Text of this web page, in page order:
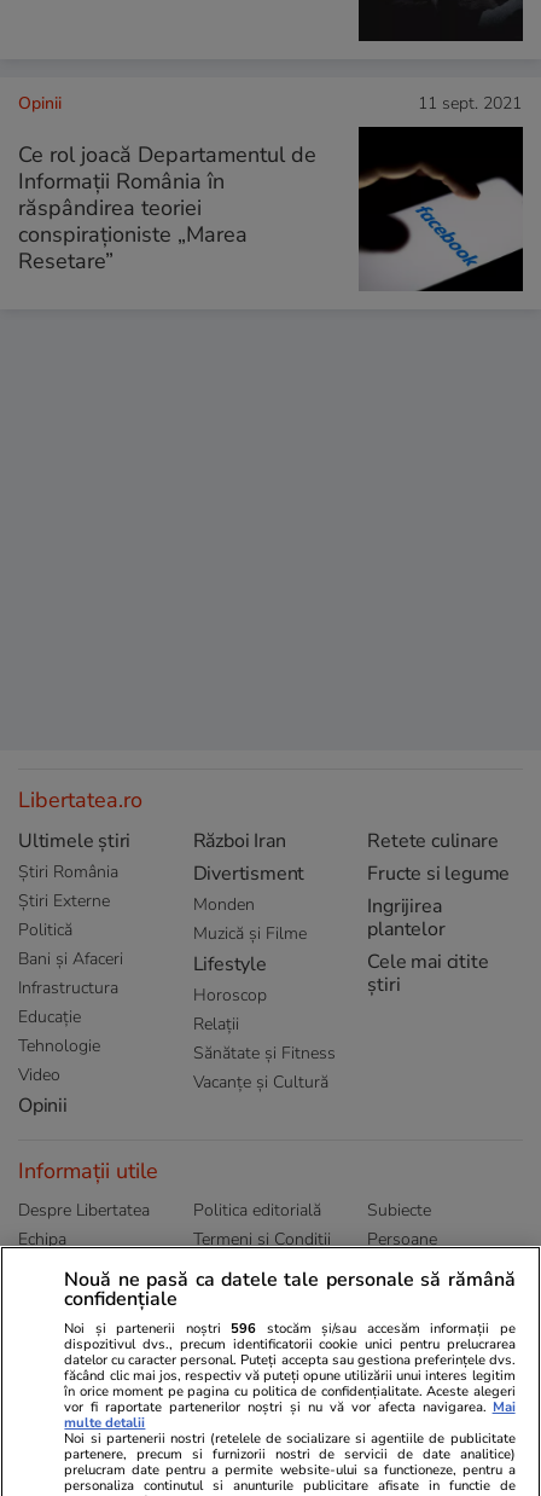
Opinii 11 sept. 2021
Ce rol joacă Departamentul de
Informații România în
răspândirea teoriei
conspiraționiste „Marea
Resetare”
Libertatea.ro
Ultimele știri
Știri România
Știri Externe
Politică
Bani și Afaceri
Infrastructura
Educație
Tehnologie
Video
Opinii
Război Iran
Divertisment
Monden
Muzică și Filme
Lifestyle
Horoscop
Relații
Sănătate și Fitness
Vacanțe și Cultură
Retete culinare
Fructe si legume
Ingrijirea
plantelor
Cele mai citite
știri
Informații utile
Despre Libertatea
Echipa
Publicitate
Politica de
Politica editorială
Termeni și Conditii
Abonamente
Subiecte
Persoane
Sitemap
Ringier România
Libertatea pentru
Unica.ro
ELLE
Gazeta Sporturilor
Stiri mondene
Locuri de muncă
Imobiliare.ro
Jobradar24
Nouă ne pasă ca datele tale personale să rămână
confidențiale
Noi și partenerii noștri 596 stocăm și/sau accesăm informații pe
dispozitivul dvs., precum identificatorii cookie unici pentru prelucrarea
datelor cu caracter personal. Puteți accepta sau gestiona preferințele dvs.
făcând clic mai jos, respectiv vă puteți opune utilizării unui interes legitim
în orice moment pe pagina cu politica de confidențialitate. Aceste alegeri
vor fi raportate partenerilor noștri și nu vă vor afecta navigarea. Mai
multe detalii
Noi si partenerii nostri (retelele de socializare si agentiile de publicitate
partenere, precum si furnizorii nostri de servicii de date analitice)
prelucram date pentru a permite website-ului sa functioneze, pentru a
personaliza continutul si anunturile publicitare afisate in functie de